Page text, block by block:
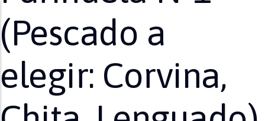
(Pescado a
elegir: Corvina,